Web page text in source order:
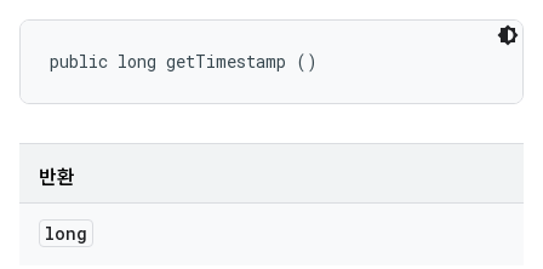
public long getTimestamp ()
반환
long